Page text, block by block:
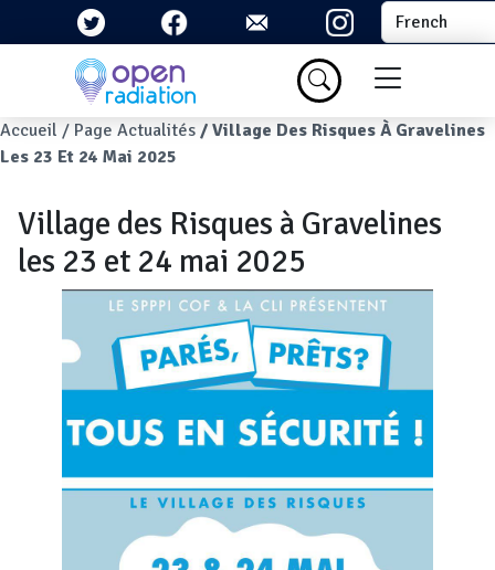
Aller au contenu principal Select your
Menu du
Fil d'Ariane
Accueil Page Actualités
Village Des Risques À Gravelines
Les 23 Et 24 Mai 2025
Village des Risques à Gravelines
les 23 et 24 mai 2025